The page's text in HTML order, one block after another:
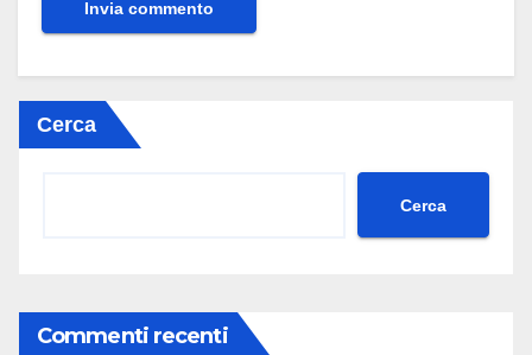
Cerca
Cerca
Commenti recenti